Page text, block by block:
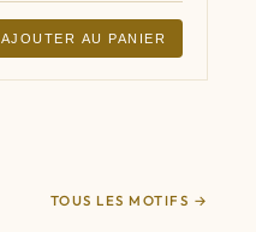
AJOUTER AU PANIER
TOUS LES MOTIFS